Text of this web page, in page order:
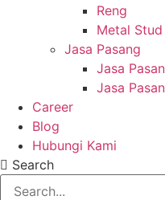
Reng
Metal
Jasa Pasang
Jasa
Jasa
Career
Blog
Hubungi Kami
Search